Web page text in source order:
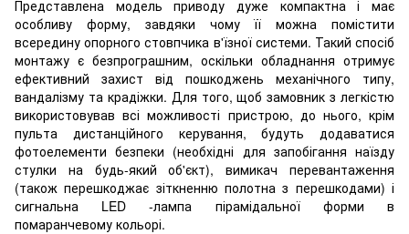
Представлена модель приводу дуже компактна і має
особливу форму, завдяки чому її можна помістити
всередину опорного стовпчика в'їзної системи. Такий спосіб
монтажу є безпрограшним, оскільки обладнання отримує
ефективний захист від пошкоджень механічного типу,
вандалізму та крадіжки. Для того, щоб замовник з легкістю
використовував всі можливості пристрою, до нього, крім
пульта дистанційного керування, будуть додаватися
фотоелементи безпеки (необхідні для запобігання наїзду
стулки на будь-який об'єкт), вимикач перевантаження
(також перешкоджає зіткненню полотна з перешкодами) і
сигнальна LED -лампа пірамідальної форми в
помаранчевому кольорі.